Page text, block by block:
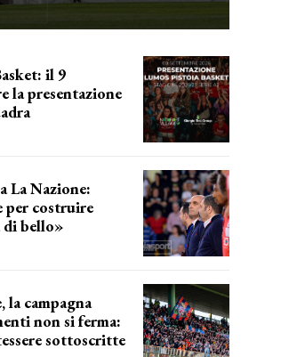
il 9
la presentazione
La Nazione:
per costruire
di bello»
la campagna
non si ferma:
sottoscritte